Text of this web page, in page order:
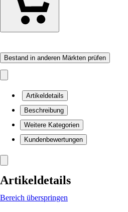
Bestand in anderen Märkten prüfen
Artikeldetails
Beschreibung
Weitere Kategorien
Kundenbewertungen
Artikeldetails
Bereich überspringen